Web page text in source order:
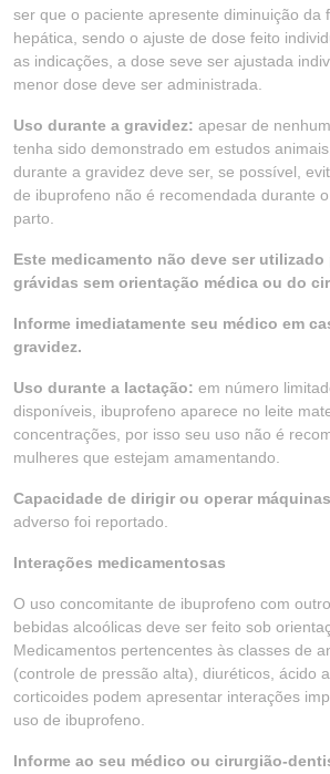
ser que o paciente apresente diminuição da
hepática, sendo o ajuste de dose feito
as indicações, a dose seve ser ajustada
menor dose deve ser administrada.
Uso durante a gravidez: apesar de
tenha sido demonstrado em estudos
durante a gravidez deve ser, se possível,
de ibuprofeno não é recomendada durante
parto.
Este medicamento não deve ser utilizado
grávidas sem orientação médica ou do
Informe imediatamente seu médico em
gravidez.
Uso durante a lactação: em número
disponíveis, ibuprofeno aparece no leite
concentrações, por isso seu uso não é
mulheres que estejam amamentando.
Capacidade de dirigir ou operar
adverso foi reportado.
Interações medicamentosas
O uso concomitante de ibuprofeno com
bebidas alcoólicas deve ser feito sob
Medicamentos pertencentes às classes de
(controle de pressão alta), diuréticos, ácido
corticoides podem apresentar interações
uso de ibuprofeno.
Informe ao seu médico ou cirurgião-